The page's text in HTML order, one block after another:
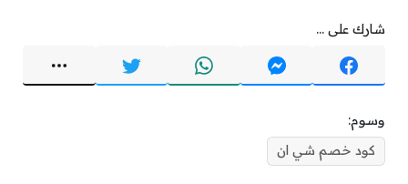
شارك على ...
وسوم:
كود خصم شي ان